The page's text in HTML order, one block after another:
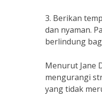
3. Berikan
dan nyaman.
berlindung
Menurut Jane
mengurangi
yang tidak